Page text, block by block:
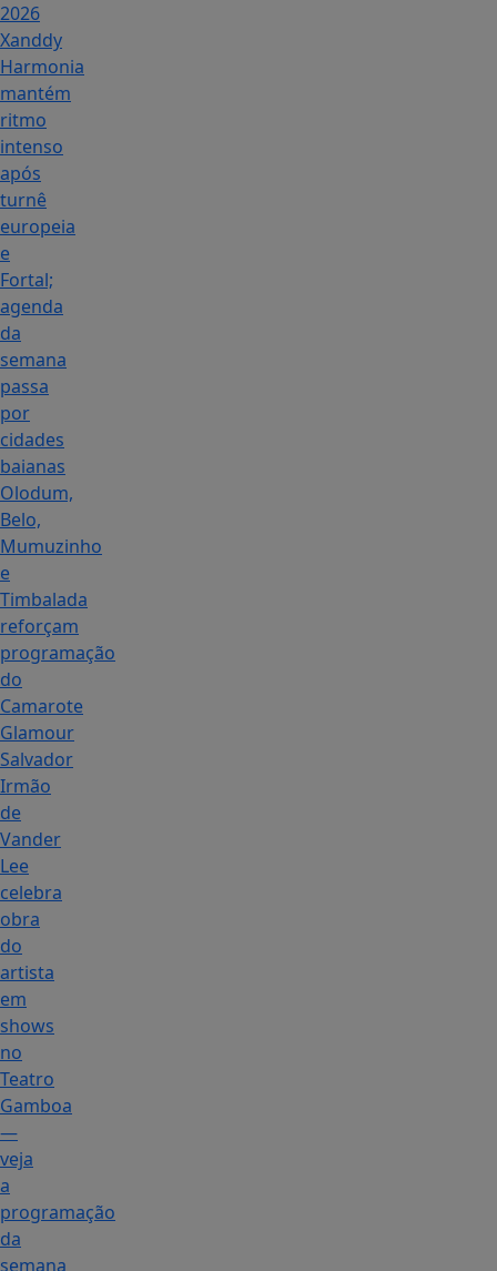
2026
Xanddy
Harmonia
mantém
ritmo
intenso
após
turnê
europeia
e
Fortal;
agenda
da
semana
passa
por
cidades
baianas
Olodum,
Belo,
Mumuzinho
e
Timbalada
reforçam
programação
do
Camarote
Glamour
Salvador
Irmão
de
Vander
Lee
celebra
obra
do
artista
em
shows
no
Teatro
Gamboa
—
veja
a
programação
da
semana